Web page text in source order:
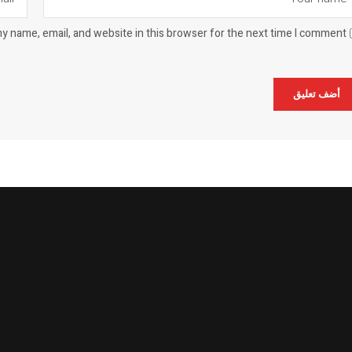
name, email, and website in this browser for the next time I comment.